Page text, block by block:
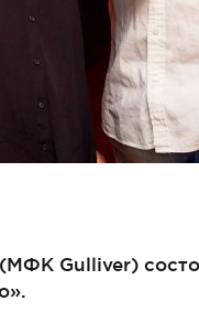
Gulliver)